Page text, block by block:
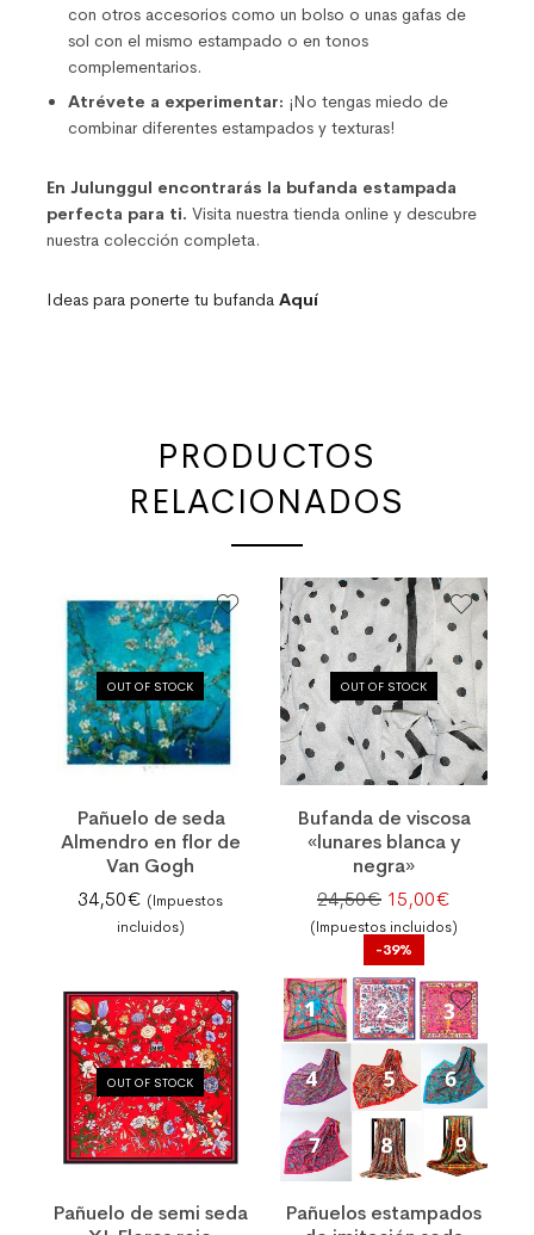
con otros accesorios como un bolso o unas gafas de
sol con el mismo estampado o en tonos
complementarios.
Atrévete a experimentar: ¡No tengas miedo de
combinar diferentes estampados y texturas!
En Julunggul encontrarás la bufanda estampada
perfecta para ti. Visita nuestra tienda online y descubre
nuestra colección completa.
Ideas para ponerte tu bufandaAquí
PRODUCTOS
RELACIONADOS
OUT OF STOCK
Pañuelo de seda
Almendro en flor de
Van Gogh
34,50€ (Impuestos
incluidos)
OUT OF STOCK
Bufanda de viscosa
«lunares blanca y
negra»
24,50€ El precio
15,00€El precio
(Impuestos incluidos)
-39%
OUT OF STOCK
Pañuelo de semi seda
Pañuelos estampados